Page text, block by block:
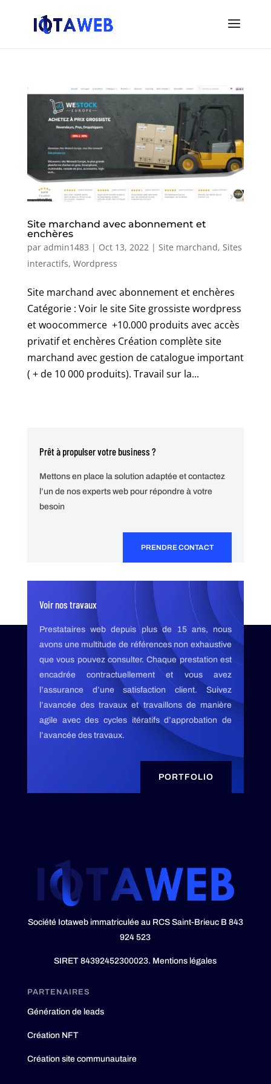
Site marchand avec abonnement et
enchères
par admin1483 | Oct 13, 2022 | Site marchand, Sites
interactifs, Wordpress
Site marchand avec abonnement et enchères
Catégorie : Voir le site Site grossiste wordpress
et woocommerce +10.000 produits avec accès
privatif et enchères Création complète site
marchand avec gestion de catalogue important
( + de 10 000 produits). Travail sur la...
Prêt à propulser votre business ?
Mettons en place la solution adaptée et contactez
l’un de nos experts web pour répondre à votre
besoin
PRENDRE CONTACT
Voir nos travaux
Prestataires web depuis plus de 15 ans, nous
avons une multitude de références non exhaustive
que vous pouvez consulter. Chaque prestation est
encadrée contractuellement et vous avez
l’assurance d’une satisfaction client. Suivez
l’avancée des travaux et travaillons de manière
agile avec des cycles itératifs d’approbation de
l’avancée des travaux.
PORTFOLIO
Société Iotaweb immatriculée au RCS Saint-Brieuc B 843
924 523
SIRET 84392452300023. Mentions légales
PARTENAIRES
Génération de leads
Création NFT
Création site communautaire